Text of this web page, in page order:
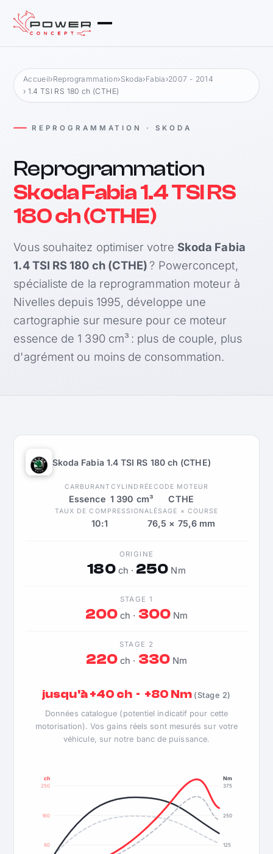
Accueil›Reprogrammation›Skoda›Fabia ›2007 - 2014
› 1.4 TSI RS 180 ch (CTHE)
REPROGRAMMATION · SKODA
Reprogrammation
Skoda Fabia 1.4 TSI RS
180 ch (CTHE)
Vous souhaitez optimiser votre Skoda Fabia
1.4 TSI RS 180 ch (CTHE) ? Powerconcept,
spécialiste de la reprogrammation moteur à
Nivelles depuis 1995, développe une
cartographie sur mesure pour ce moteur
essence de 1 390 cm³ : plus de couple, plus
d'agrément ou moins de consommation.
Skoda Fabia 1.4 TSI RS 180 ch (CTHE)
CARBURANT
Essence
CYLINDRÉE
1 390 cm³
CODE MOTEUR
CTHE
TAUX DE COMPRESSION
10:1
ALÉSAGE × COURSE
76,5 × 75,6 mm
ORIGINE
180ch · 250 Nm
STAGE 1
200 ch · 300Nm
STAGE 2
220 ch · 330Nm
jusqu'à +40 ch · +80 Nm (Stage 2)
Données catalogue (potentiel indicatif pour cette
motorisation). Vos gains réels sont mesurés sur votre
véhicule, sur notre banc de puissance.
80
160
250
125
250
375
ch Nm